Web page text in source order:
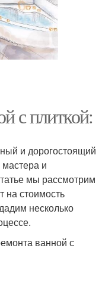
с плиткой:
и дорогостоящий
и
мы рассмотрим
на стоимость
несколько
ванной с